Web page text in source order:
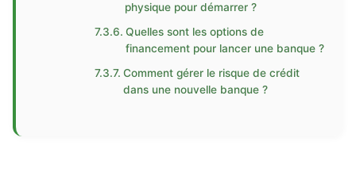
physique pour démarrer ?
Quelles sont les options de
financement pour lancer une banque ?
Comment gérer le risque de crédit
dans une nouvelle banque ?